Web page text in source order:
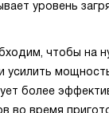
уровень
чтобы на
усилить
более
во время